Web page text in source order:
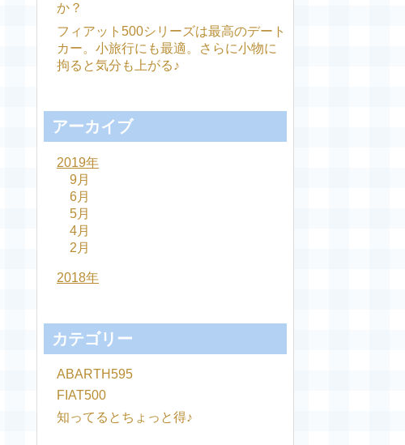
か？
フィアット500シリーズは最高のデート
カー。小旅行にも最適。さらに小物に
拘ると気分も上がる♪
アーカイブ
2019年
9月
6月
5月
4月
2月
2018年
カテゴリー
ABARTH595
FIAT500
知ってるとちょっと得♪